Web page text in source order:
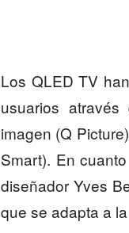
Los QLED TV
usuarios
imagen (Q
Smart). En
diseñador Yves
que se adapta a